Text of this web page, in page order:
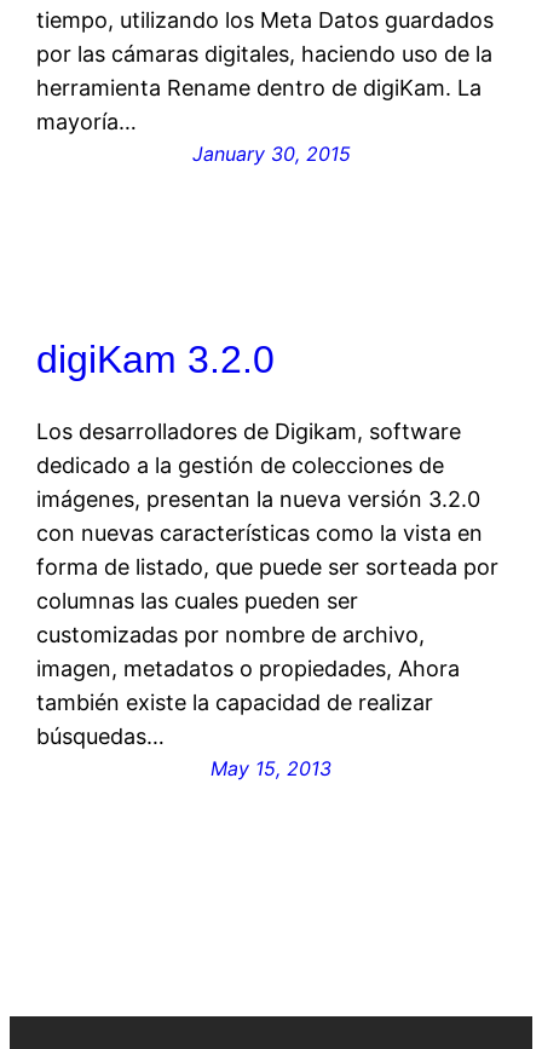
tiempo, utilizando los Meta Datos guardados
por las cámaras digitales, haciendo uso de la
herramienta Rename dentro de digiKam. La
mayoría…
January 30, 2015
digiKam 3.2.0
Los desarrolladores de Digikam, software
dedicado a la gestión de colecciones de
imágenes, presentan la nueva versión 3.2.0
con nuevas características como la vista en
forma de listado, que puede ser sorteada por
columnas las cuales pueden ser
customizadas por nombre de archivo,
imagen, metadatos o propiedades, Ahora
también existe la capacidad de realizar
búsquedas…
May 15, 2013